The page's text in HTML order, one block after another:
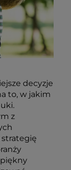
decyzje
to, w jakim
z
strategię